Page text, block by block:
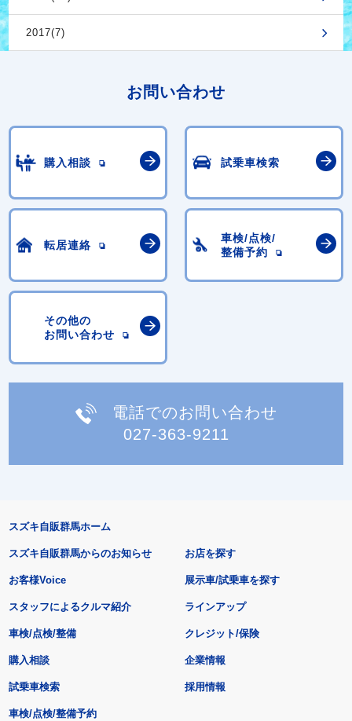
2017(7)
お問い合わせ
購入相談 試乗車検索
転居連絡
車検/点検/
整備予約
その他の
お問い合わせ
電話でのお問い合わせ
027-363-9211
スズキ自販群馬ホーム
スズキ自販群馬からのお知らせ
お客様Voice
スタッフによるクルマ紹介
お店を探す
展示車/試乗車を探す
ラインアップ
車検/点検/整備 クレジット/保険
購入相談
試乗車検索
車検/点検/整備予約
企業情報
採用情報